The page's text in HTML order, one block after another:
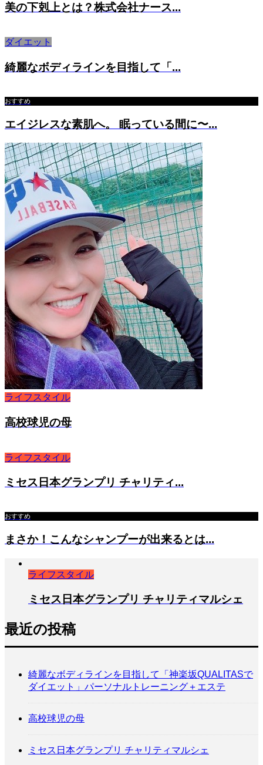
美の下剋上とは？株式会社ナース...
ダイエット
綺麗なボディラインを目指して「...
おすすめ
エイジレスな素肌へ。 眠っている間に〜...
ライフスタイル
高校球児の母
ライフスタイル
ミセス日本グランプリ チャリティ...
おすすめ
まさか！こんなシャンプーが出来るとは...
ライフスタイル
ミセス日本グランプリ チャリティマルシェ
最近の投稿
綺麗なボディラインを目指して「神楽坂QUALITASで
ダイエット」パーソナルトレーニング＋エステ
高校球児の母
ミセス日本グランプリ チャリティマルシェ